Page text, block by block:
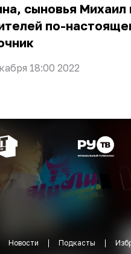
сыновья
по-
18:00 2022
Новости Подкасты